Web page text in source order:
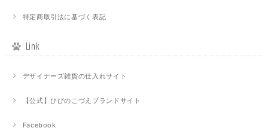
特定商取引法に基づく表記
Link
デザイナーズ雑貨の仕入れサイト
【公式】ひびのこづえブランドサイト
Facebook